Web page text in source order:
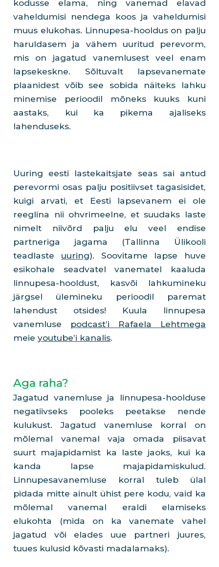
kodusse elama, ning vanemad elavad
vaheldumisi nendega koos ja vaheldumisi
muus elukohas. Linnupesa-hooldus on palju
haruldasem ja vähem uuritud perevorm,
mis on jagatud vanemlusest veel enam
lapsekeskne. Sõltuvalt lapsevanemate
plaanidest võib see sobida näiteks lahku
minemise perioodil mõneks kuuks kuni
aastaks, kui ka pikema ajaliseks
lahenduseks.
Uuring eesti lastekaitsjate seas sai antud
perevormi osas palju positiivset tagasisidet,
kuigi arvati, et Eesti lapsevanem ei ole
reeglina nii ohvrimeelne, et suudaks laste
nimelt niivõrd palju elu veel endise
partneriga jagama (Tallinna Ülikooli
teadlaste uuring). Soovitame lapse huve
esikohale seadvatel vanematel kaaluda
linnupesa-hooldust, kasvõi lahkumineku
järgsel ülemineku perioodil paremat
lahendust otsides! Kuula linnupesa
vanemluse podcast’i Rafaela Lehtmega
meieyoutube’i kanalis.
Aga raha?
Jagatud vanemluse ja linnupesa-hoolduse
negatiivseks pooleks peetakse nende
kulukust. Jagatud vanemluse korral on
mõlemal vanemal vaja omada piisavat
suurt majapidamist ka laste jaoks, kui ka
kanda lapse majapidamiskulud.
Linnupesavanemluse korral tuleb ülal
pidada mitte ainult ühist pere kodu, vaid ka
mõlemal vanemal eraldi elamiseks
elukohta (mida on ka vanemate vahel
jagatud või elades uue partneri juures,
tuues kulusid kõvasti madalamaks).